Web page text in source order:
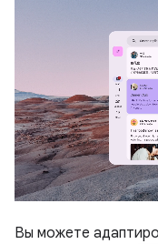
Вы можете